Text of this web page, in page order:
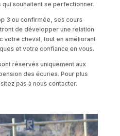
souhaitent se perfectionner.
3 ou confirmée, ses cours
de développer une relation
votre cheval, tout en améliorant
et votre confiance en vous.
réservés uniquement aux
des écuries. Pour plus
pas à nous contacter.